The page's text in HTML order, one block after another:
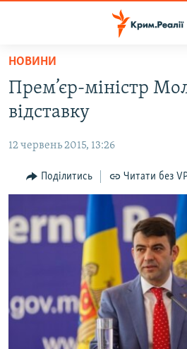
Перейти
основного
матеріалу
до
навігації
Перейти
до
пошуку
НОВИНИ
ВОДА.КРИМ
ВІДЕО ТА ФОТО
ПОЛІТИКА
БЛОГИ
ІНТЕРВ'Ю
СПЕЦПРОЕКТИ
ДЕПОРТАЦІЯ
ВІДЕОУРОКИ «ELIFBE»
ЯК ОБІЙТИ БЛОКУВАННЯ
Русский
НОВИНИ
Прем’єр-міністр
відставку
12 червень 2015, 13:26
Поділитись Читати без